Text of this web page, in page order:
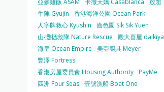
亞參雞飯 ASAM
卡撒天嬌 Casablanca
放題
牛陣 Gyujin
香港海洋公園 Ocean Park
人字牌救心 Kyushin
嗇色園 Sik Sik Yuen
山‧灘拯救隊 Nature Rescue
殿大喜屋 daikiya
海皇 Ocean Empire
美亞廚具 Meyer
豐澤 Fortress
香港房屋委員會 Housing Authority PayMe
四洲 Four Seas 壹號漁船 Boat One